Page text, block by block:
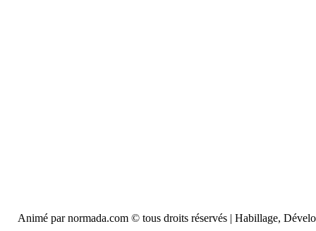
Animé par normada.com © tous droits réservés | Habillage,